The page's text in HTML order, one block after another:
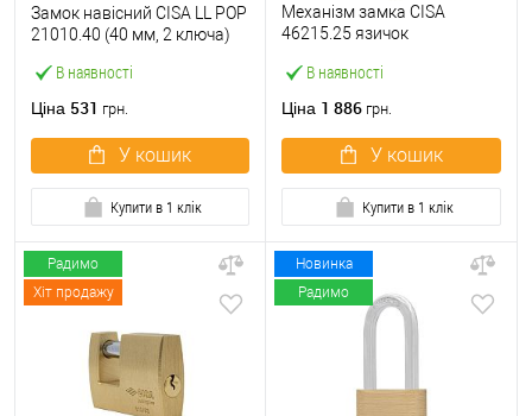
В наявності
Замок навісний CISA LL POP
21010.40 (40 мм, 2 ключа)
Ціна 531 грн.
У кошик
Купити в 1 клік
В наявності
Механізм замка CISA
46215.25 язичок
нержавіюча сталь
Ціна 1 886 грн.
У кошик
Купити в 1 клік
Радимо
Хіт продажу
Новинка
Радимо